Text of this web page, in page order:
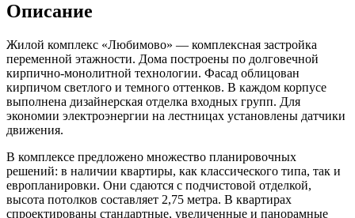
Описание
Жилой комплекс «Любимово» — комплексная застройка
переменной этажности. Дома построены по долговечной
кирпично-монолитной технологии. Фасад облицован
кирпичом светлого и темного оттенков. В каждом корпусе
выполнена дизайнерская отделка входных групп. Для
экономии электроэнергии на лестницах установлены датчики
движения.
В комплексе предложено множество планировочных
решений: в наличии квартиры, как классического типа, так и
европланировки. Они сдаются с подчистовой отделкой,
высота потолков составляет 2,75 метра. В квартирах
спроектированы стандартные, увеличенные и панорамные